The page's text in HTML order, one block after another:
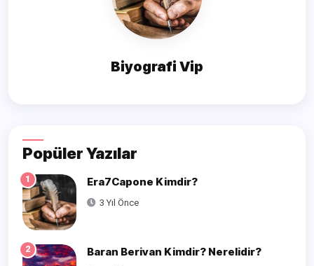
Biyografi Vip
Popüler Yazılar
1 Era7Capone Kimdir?
3 Yıl Önce
2 Baran Berivan Kimdir? Nerelidir?